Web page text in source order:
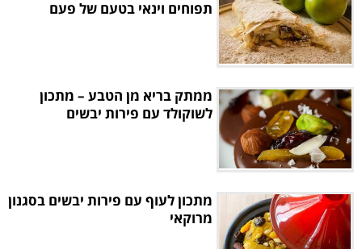
תפוחים וינאי בטעם של פעם
ממתק בריא מן הטבע – מתכון
לשוקולד עם פירות יבשים
מתכון לעוף עם פירות יבשים בסגנון
מרוקאי